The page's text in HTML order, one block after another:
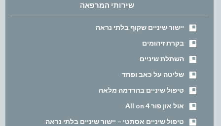
שירותי המרפאה
יישור שיניים שקוף בלתי נראה
בקרת זיהומים
השתלת שיניים
שליטה על כאב ופחד
טיפול שיניים בהרדמה מלאה
אול און פור All on 4
טיפול שיניים אסתטי – יישור שיניים בלתי נראה